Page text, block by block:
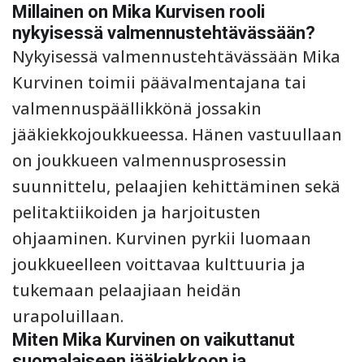
Millainen on Mika Kurvisen rooli
nykyisessä valmennustehtävässään?
Nykyisessä valmennustehtävässään Mika
Kurvinen toimii päävalmentajana tai
valmennuspäällikkönä jossakin
jääkiekkojoukkueessa. Hänen vastuullaan
on joukkueen valmennusprosessin
suunnittelu, pelaajien kehittäminen sekä
pelitaktiikoiden ja harjoitusten
ohjaaminen. Kurvinen pyrkii luomaan
joukkueelleen voittavaa kulttuuria ja
tukemaan pelaajiaan heidän
urapoluillaan.
Miten Mika Kurvinen on vaikuttanut